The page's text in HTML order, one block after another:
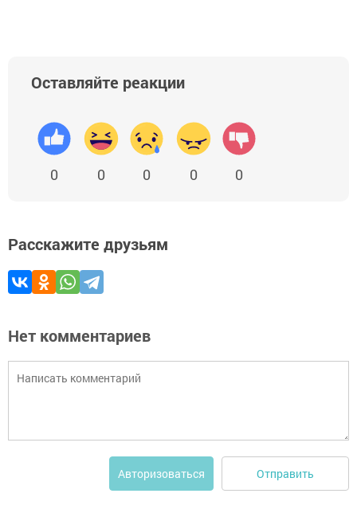
Оставляйте реакции
0 0 0 0 0
Расскажите друзьям
Нет комментариев
Авторизоваться Отправить